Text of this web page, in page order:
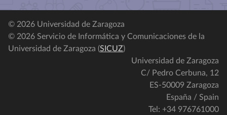
© 2026 Universidad de Zaragoza
© 2026 Servicio de Informática y Comunicaciones de la
Universidad de Zaragoza (SICUZ)
Universidad de Zaragoza
C/ Pedro Cerbuna, 12
ES-50009 Zaragoza
España / Spain
Tel: +34 976761000